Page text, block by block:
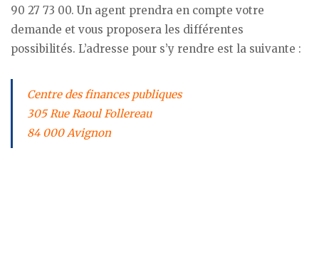
90 27 73 00. Un agent prendra en compte votre
demande et vous proposera les différentes
possibilités. L’adresse pour s’y rendre est la suivante :
Centre des finances publiques
305 Rue Raoul Follereau
84 000 Avignon